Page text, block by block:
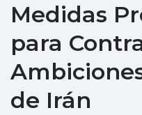
Medidas
para
de Irán